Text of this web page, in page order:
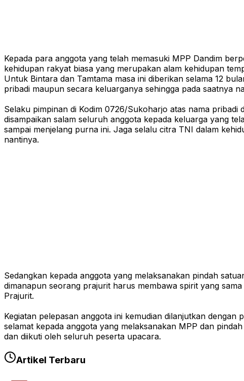
Kepada para anggota yang telah memasuki MPP Dandim
kehidupan rakyat biasa yang merupakan alam kehidupan
Untuk Bintara dan Tamtama masa ini diberikan selama 12
pribadi maupun secara keluarganya sehingga pada saatnya
Selaku pimpinan di Kodim 0726/Sukoharjo atas nama
disampaikan salam seluruh anggota kepada keluarga yang
sampai menjelang purna ini. Jaga selalu citra TNI dalam
nantinya.
Sedangkan kepada anggota yang melaksanakan pindah
dimanapun seorang prajurit harus membawa spirit yang
Prajurit.
Kegiatan pelepasan anggota ini kemudian dilanjutkan
selamat kepada anggota yang melaksanakan MPP dan
dan diikuti oleh seluruh peserta upacara.
Artikel Terbaru